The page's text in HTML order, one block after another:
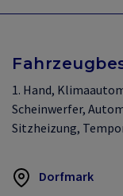
1. Hand,
Scheinwerfer,
Sitzheizung,
Dorfmark